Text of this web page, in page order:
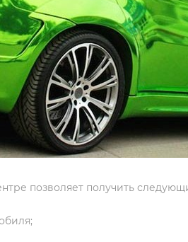
позволяет получить